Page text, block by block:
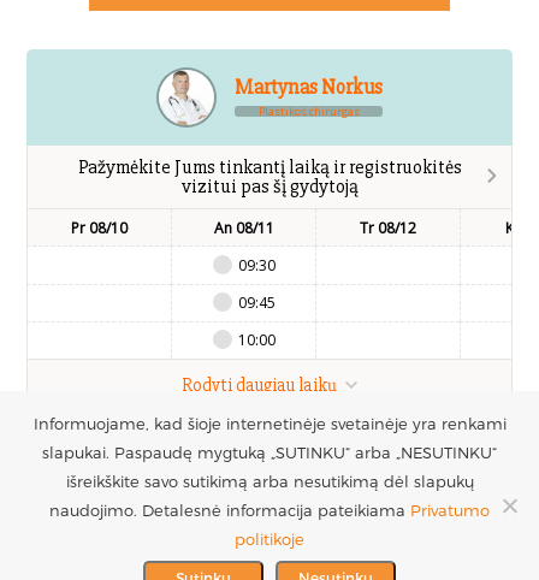
Martynas Norkus
Plastikos chirurgas
Pažymėkite Jums tinkantį laiką ir registruokitės
vizitui pas šį gydytoją
Pr 08/10
An 08/11
09:30
09:45
10:00
Tr 08/12 Kt
Rodyti daugiau laikų
Registruotis vizitui
PARTNERS >
WE SUPPORT >
UAB Estetinės
chirurgijos centras
Į.k. 300016228
VAT code
+370 686 33217
Informuojame, kad šioje internetinėje svetainėje yra renkami
slapukai. Paspaudę mygtuką „SUTINKU“ arba „NESUTINKU“
išreikškite savo sutikimą arba nesutikimą dėl slapukų
naudojimo. Detalesnė informacija pateikiama Privatumo
politikoje